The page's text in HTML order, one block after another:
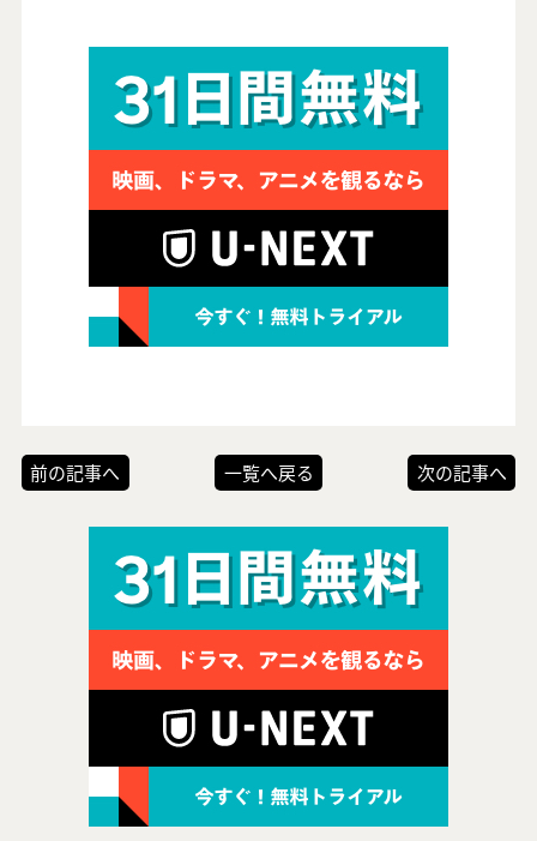
前の記事へ 一覧へ戻る 次の記事へ